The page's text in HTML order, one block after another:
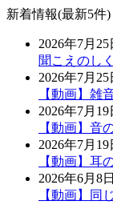
新着情報(最新5件)
2026年7月25
聞こえのし
2026年7月25
【動画】雑
2026年7月19
【動画】音
2026年7月19
【動画】耳
2026年6月8日
【動画】同